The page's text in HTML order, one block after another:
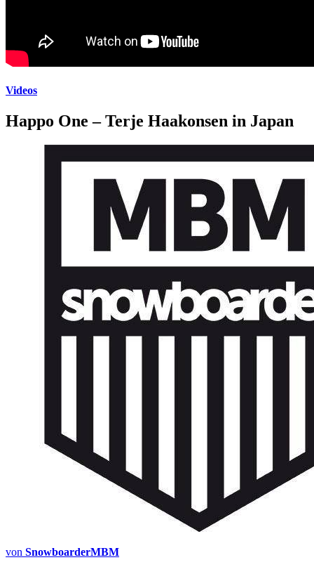
Videos
Happo One – Terje Haakonsen in Japan
von SnowboarderMBM